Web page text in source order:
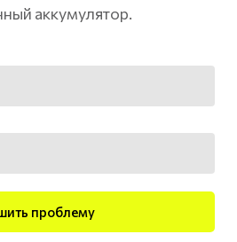
аккумулятор.
проблему